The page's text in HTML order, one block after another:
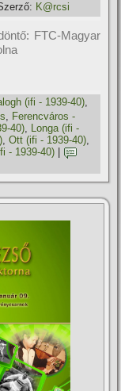
K@rcsi
FTC-Magyar
(ifi - 1939-40),
, Ferencváros -
40), Longa (ifi -
,Ott (ifi - 1939-40),
- 1939-40)